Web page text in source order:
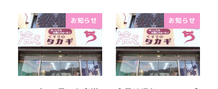
お知らせ お知らせ